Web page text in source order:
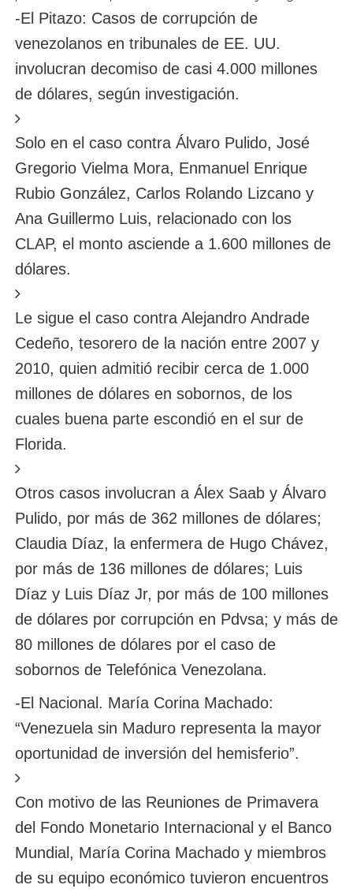
-El Pitazo: Casos de corrupción de
venezolanos en tribunales de EE. UU.
involucran decomiso de casi 4.000 millones
de dólares, según investigación.
Solo en el caso contra Álvaro Pulido, José
Gregorio Vielma Mora, Enmanuel Enrique
Rubio González, Carlos Rolando Lizcano y
Ana Guillermo Luis, relacionado con los
CLAP, el monto asciende a 1.600 millones de
dólares.
Le sigue el caso contra Alejandro Andrade
Cedeño, tesorero de la nación entre 2007 y
2010, quien admitió recibir cerca de 1.000
millones de dólares en sobornos, de los
cuales buena parte escondió en el sur de
Florida.
Otros casos involucran a Álex Saab y Álvaro
Pulido, por más de 362 millones de dólares;
Claudia Díaz, la enfermera de Hugo Chávez,
por más de 136 millones de dólares; Luis
Díaz y Luis Díaz Jr, por más de 100 millones
de dólares por corrupción en Pdvsa; y más de
80 millones de dólares por el caso de
sobornos de Telefónica Venezolana.
-El Nacional. María Corina Machado:
“Venezuela sin Maduro representa la mayor
oportunidad de inversión del hemisferio”.
Con motivo de las Reuniones de Primavera
del Fondo Monetario Internacional y el Banco
Mundial, María Corina Machado y miembros
de su equipo económico tuvieron encuentros